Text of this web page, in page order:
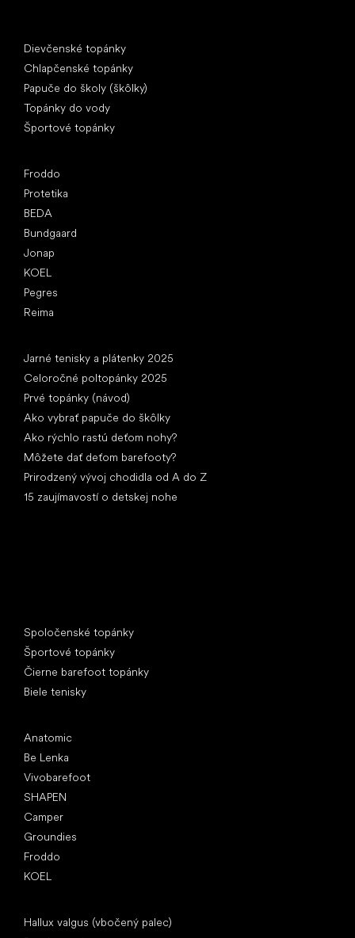
Dievčenské topánky
Chlapčenské topánky
Papuče do školy (škôlky)
Topánky do vody
Športové topánky
Froddo
Protetika
BEDA
Bundgaard
Jonap
KOEL
Pegres
Reima
Jarné tenisky a plátenky 2025
Celoročné poltopánky 2025
Prvé topánky (návod)
Ako vybrať papuče do škôlky
Ako rýchlo rastú deťom nohy?
Môžete dať deťom barefooty?
Prirodzený vývoj chodidla od A do Z
15 zaujímavostí o detskej nohe
Spoločenské topánky
Športové topánky
Čierne barefoot topánky
Biele tenisky
Anatomic
Be Lenka
Vivobarefoot
SHAPEN
Camper
Groundies
Froddo
KOEL
Hallux valgus (vbočený palec)